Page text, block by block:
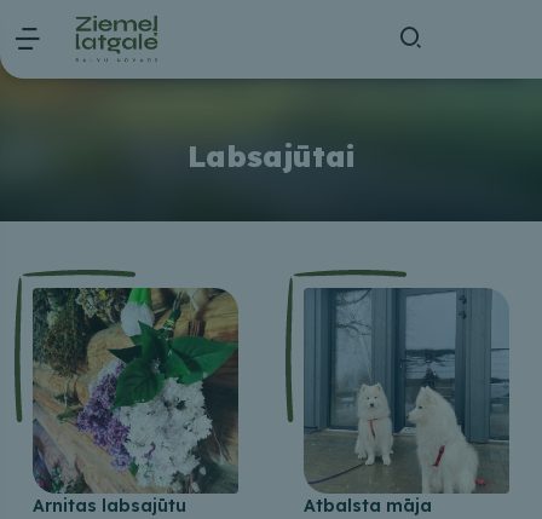
Labsajūtai
Arnitas labsajūtu
Atbalsta māja